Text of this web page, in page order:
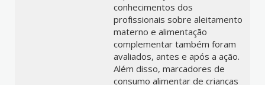
conhecimentos dos
profissionais sobre aleitamento
materno e alimentação
complementar também foram
avaliados, antes e após a ação.
Além disso, marcadores de
consumo alimentar de crianças